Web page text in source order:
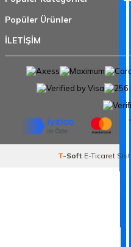
Popüler Ürünler
İLETİŞİM
T-Soft E-Ticaret